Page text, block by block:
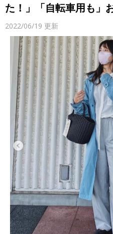
た！」「自転車用も」
2022/06/19 更新